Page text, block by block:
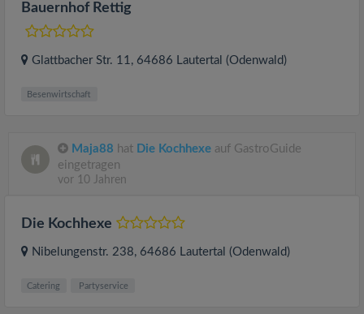
Bauernhof Rettig
Glattbacher Str. 11, 64686 Lautertal (Odenwald)
Besenwirtschaft
Maja88 hat Die Kochhexe auf GastroGuide
eingetragen
vor 10 Jahren
Die Kochhexe
Nibelungenstr. 238, 64686 Lautertal (Odenwald)
Catering Partyservice